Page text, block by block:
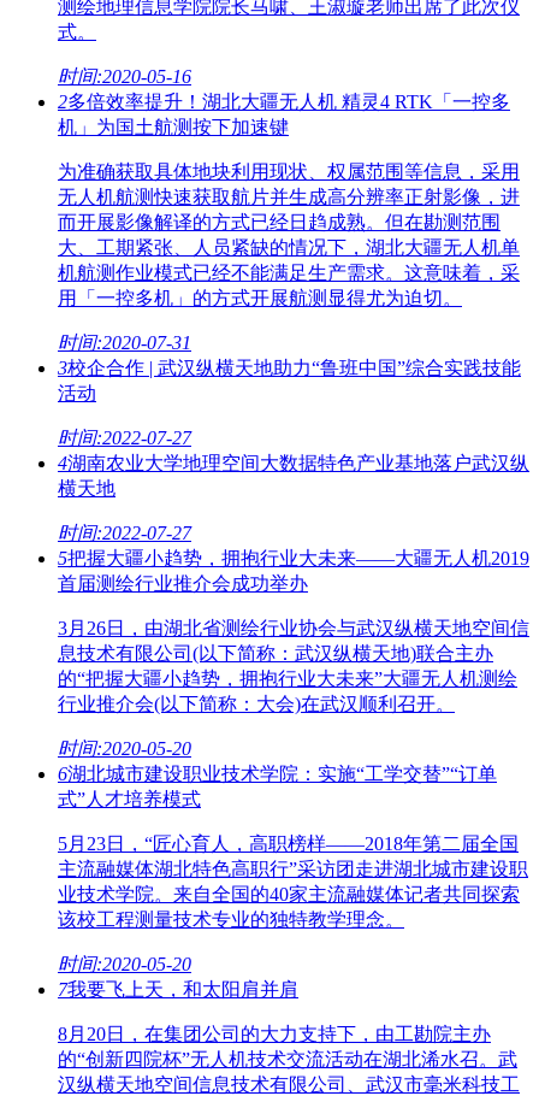
测绘地理信息学院院长马啸、王淑璇老师出席了此次仪
式。
时间:2020-05-16
2多倍效率提升！湖北大疆无人机 精灵4 RTK「一控多
机」为国土航测按下加速键
为准确获取具体地块利用现状、权属范围等信息，采用
无人机航测快速获取航片并生成高分辨率正射影像，进
而开展影像解译的方式已经日趋成熟。但在勘测范围
大、工期紧张、人员紧缺的情况下，湖北大疆无人机单
机航测作业模式已经不能满足生产需求。这意味着，采
用「一控多机」的方式开展航测显得尤为迫切。
时间:2020-07-31
3校企合作 | 武汉纵横天地助力“鲁班中国”综合实践技能
活动
时间:2022-07-27
4湖南农业大学地理空间大数据特色产业基地落户武汉纵
横天地
时间:2022-07-27
5把握大疆小趋势，拥抱行业大未来——大疆无人机2019
首届测绘行业推介会成功举办
3月26日，由湖北省测绘行业协会与武汉纵横天地空间信
息技术有限公司(以下简称：武汉纵横天地)联合主办
的“把握大疆小趋势，拥抱行业大未来”大疆无人机测绘
行业推介会(以下简称：大会)在武汉顺利召开。
时间:2020-05-20
6湖北城市建设职业技术学院：实施“工学交替”“订单
式”人才培养模式
5月23日，“匠心育人，高职榜样——2018年第二届全国
主流融媒体湖北特色高职行”采访团走进湖北城市建设职
业技术学院。来自全国的40家主流融媒体记者共同探索
该校工程测量技术专业的独特教学理念。
时间:2020-05-20
7我要飞上天，和太阳肩并肩
8月20日，在集团公司的大力支持下，由工勘院主办
的“创新四院杯”无人机技术交流活动在湖北浠水召。武
汉纵横天地空间信息技术有限公司、武汉市毫米科技工